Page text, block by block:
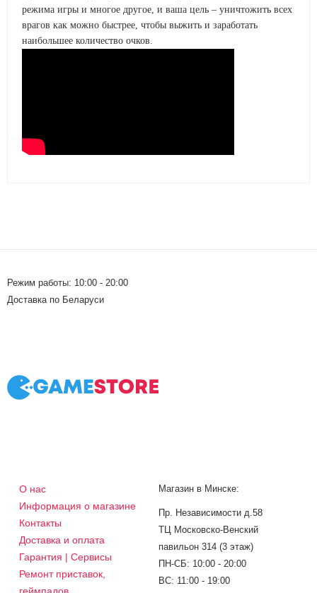
режима игры и многое другое, и ваша цель – уничтожить всех
врагов как можно быстрее, чтобы выжить и заработать
наибольшее количество очков.
Режим работы: 10:00 - 20:00
Доставка по Беларуси
О нас
Информация о магазине
Контакты
Доставка и оплата
Гарантия | Сервисы
Ремонт приставок,
геймпадов
Магазин в Минске:
Пр. Независимости д.58
ТЦ Московско-Венский
павильон 314 (3 этаж)
ПН-СБ: 10:00 - 20:00
ВС: 11:00 - 19:00